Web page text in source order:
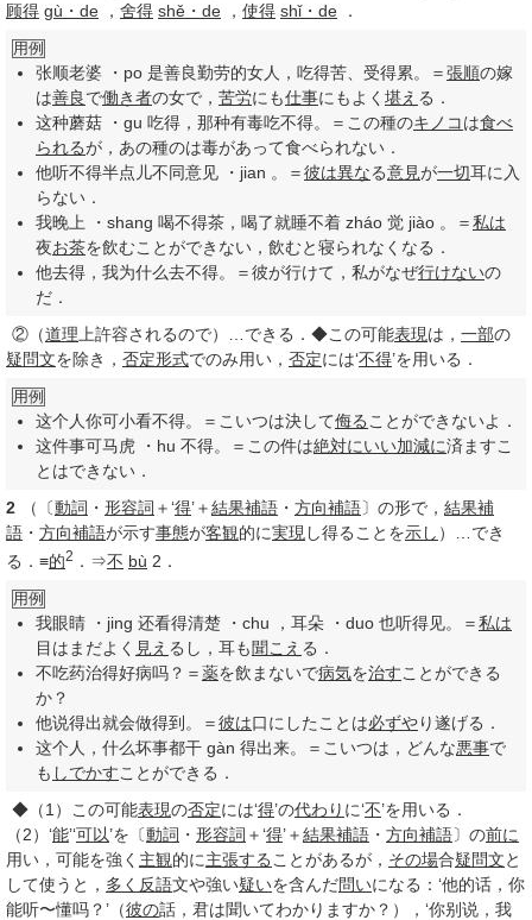
顾得 gù・de ， 舍得 shě・de ， 使得 shǐ・de ．
用例
张顺老婆 ・po 是善良勤劳的女人，吃得苦、受得累。＝張順の嫁
は善良で働き者の女で， 苦労にも仕事にもよく 堪え る．
这种蘑菇 ・gu 吃得，那种有毒吃不得。＝この種のキノコは食べ
られるが，あの種のは毒があって食べられない．
他听不得半点儿不同意见 ・jian 。＝彼は異なる意見が一切耳に入
らない．
我晚上 ・shang 喝不得茶，喝了就睡不着 zháo 觉 jiào 。＝私は
夜お茶を飲むことができない，飲むと寝られなくなる．
他去得，我为什么去不得。＝彼が行けて，私がなぜ行けないの
だ．
② （道理 上許容されるので）…できる．◆この可能表現は， 一部の
疑問文を除き， 否定形式でのみ用い， 否定には‘不得’を用いる．
用例
这个人你可小看不得。＝こいつは決して侮る ことができないよ．
这件事可马虎 ・hu 不得。＝この件は絶対にいい加減に済ますこ
とはできない．
2
（〔動詞 ・ 形容詞 ＋‘得’＋結果補語 ・ 方向補語〕の形で， 結果補
語 ・ 方向補語が示す事態が客観的に実現 し得ることを示し ）…でき
る．≡的2 ．⇒不 bù 2．
用例
我眼睛 ・jing 还看得清楚 ・chu ，耳朵 ・duo 也听得见。＝私は
目はまだよく 見え るし，耳も聞こえ る．
不吃药治得好病吗？＝薬を飲まないで病気を治すことができる
か？
他说得出就会做得到。＝彼は口にしたことは必ずやり遂げる．
这个人，什么坏事都干 gàn 得出来。＝こいつは，どんな悪事で
も しでかすことができる．
◆（1）この可能表現の否定には‘得’の代わり に‘不’を用いる．
（2）‘能’‘可以’を〔動詞 ・ 形容詞 ＋‘得’＋結果補語 ・ 方向補語〕の前に
用い，可能を強く 主観的に主張する ことがあるが， その場合疑問文と
して使うと， 多く 反語文や強い疑いを含んだ問いになる：‘他的话，你
能听〜懂吗？’（彼の話，君は聞いてわかりますか？），‘你别说，我